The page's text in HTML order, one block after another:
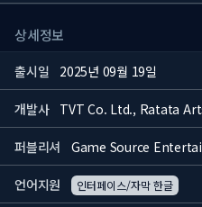
상세정보
출시일 2025년 09월 19일
개발사 TVT Co. Ltd., Ratata
퍼블리셔 Game Source
언어지원 인터페이스/자막 한글